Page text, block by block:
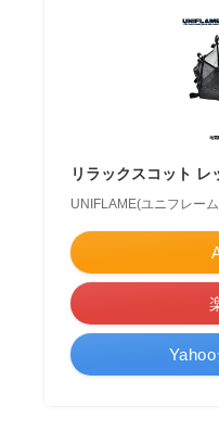
リラックスコット
UNIFLAME(ユニフレー